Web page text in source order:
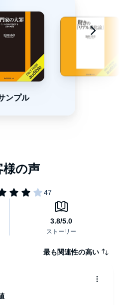
等』だけを追い求める
実は『不公平』であり、
にもつながるのである」
的である
羨望システム」
なる理不尽
ンプル
最も関連性の高い